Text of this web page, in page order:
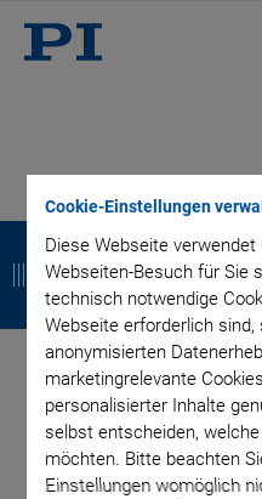
Cookie-Einstellungen
Diese Webseite
Webseiten-Besuch für Sie
technisch notwendige
Webseite erforderlich sind,
anonymisierten
marketingrelevante
personalisierter Inhalte
selbst entscheiden,
möchten. Bitte beachten
Einstellungen womöglich
Z
u
r
ü
c
k
Z
u
r
ü
c
k
Z
u
r
ü
c
k
Z
u
r
ü
c
k